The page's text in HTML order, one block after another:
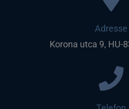
Adresse
Korona utca 9, HU-